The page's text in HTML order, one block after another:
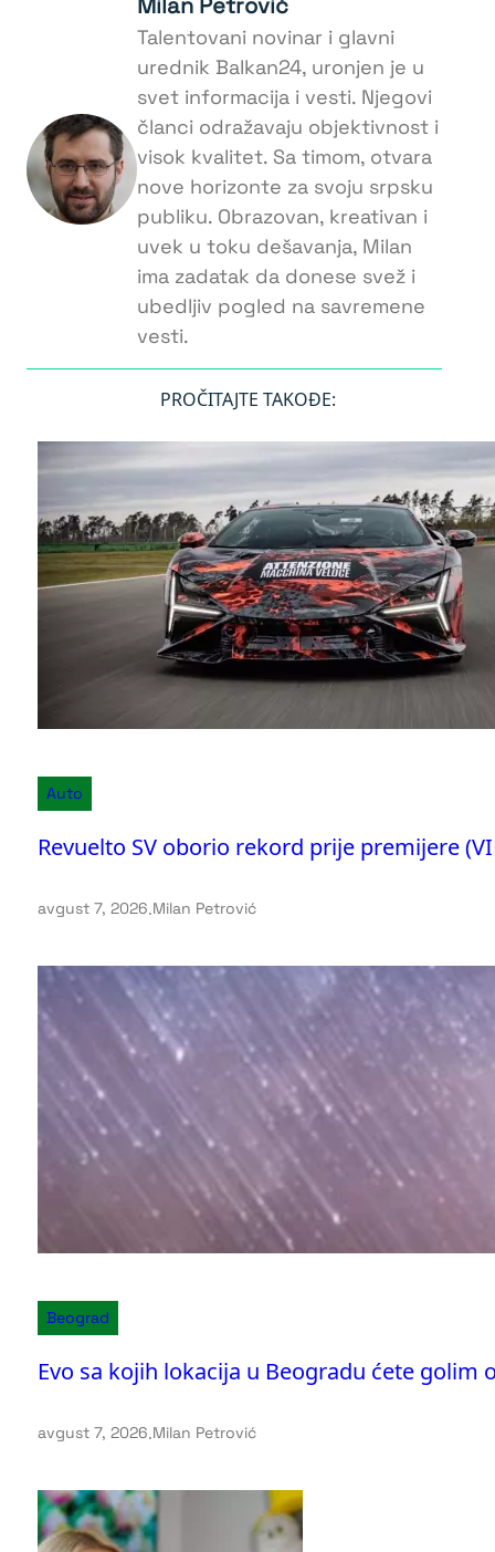
Talentovani novinar i glavni
urednik Balkan24, uronjen je u
svet informacija i vesti. Njegovi
članci odražavaju objektivnost i
visok kvalitet. Sa timom, otvara
nove horizonte za svoju srpsku
publiku. Obrazovan, kreativan i
uvek u toku dešavanja, Milan
ima zadatak da donese svež i
ubedljiv pogled na savremene
vesti.
PROČITAJTE TAKOĐE:
Auto
Revuelto SV oborio rekord prije premijere
avgust 7, 2026.Milan Petrović
Beograd
Evo sa kojih lokacija u Beogradu ćete golim
avgust 7, 2026.Milan Petrović